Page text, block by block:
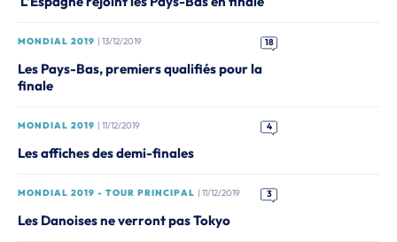
MONDIAL 2019 | 13/12/2019 18
Les Pays-Bas, premiers qualifiés pour la
finale
MONDIAL 2019 | 11/12/2019 4
Les affiches des demi-finales
MONDIAL 2019 - TOUR PRINCIPAL | 11/12/2019 3
Les Danoises ne verront pas Tokyo